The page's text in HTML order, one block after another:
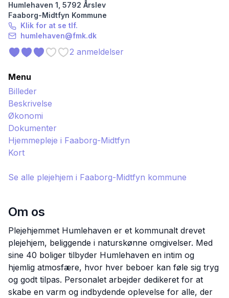
Humlehaven 1 5792 Årslev
Faaborg-Midtfyn Kommune
Klik for at se tlf.
humlehaven@fmk.dk
2 anmeldelser
Menu
Billeder
Beskrivelse
Økonomi
Dokumenter
Hjemmepleje i Faaborg-Midtfyn
Kort
Se alle plejehjem i Faaborg-Midtfyn kommune
Om os
Plejehjemmet Humlehaven er et kommunalt drevet
plejehjem, beliggende i naturskønne omgivelser. Med
sine 40 boliger tilbyder Humlehaven en intim og
hjemlig atmosfære, hvor hver beboer kan føle sig tryg
og godt tilpas. Personalet arbejder dedikeret for at
skabe en varm og indbydende oplevelse for alle, der